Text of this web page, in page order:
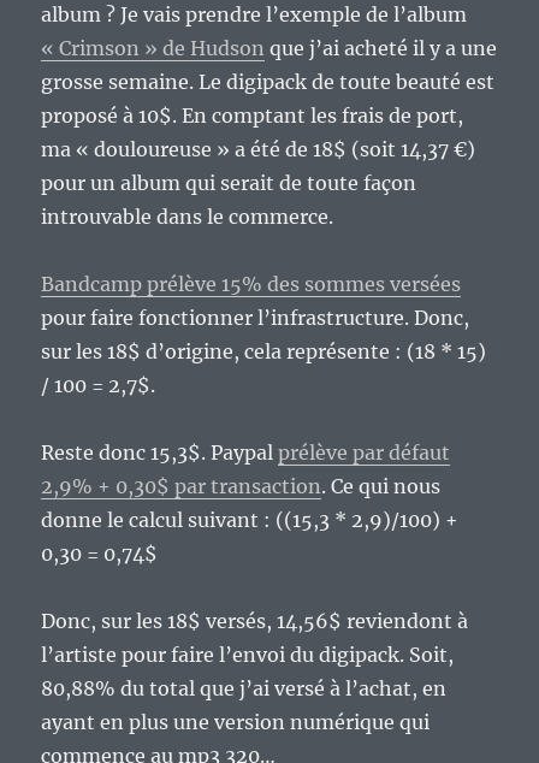
album ? Je vais prendre l’exemple de l’album
« Crimson » de Hudson que j’ai acheté il y a une
grosse semaine. Le digipack de toute beauté est
proposé à 10$. En comptant les frais de port,
ma « douloureuse » a été de 18$ (soit 14,37 €)
pour un album qui serait de toute façon
introuvable dans le commerce.
Bandcamp prélève 15% des sommes versées
pour faire fonctionner l’infrastructure. Donc,
sur les 18$ d’origine, cela représente : (18 * 15)
/ 100 = 2,7$.
Reste donc 15,3$. Paypalprélève par défaut
2,9% + 0,30$ par transaction. Ce qui nous
donne le calcul suivant : ((15,3 * 2,9)/100) +
0,30 = 0,74$
Donc, sur les 18$ versés, 14,56$ reviendont à
l’artiste pour faire l’envoi du digipack. Soit,
80,88% du total que j’ai versé à l’achat, en
ayant en plus une version numérique qui
commence au mp3 320…